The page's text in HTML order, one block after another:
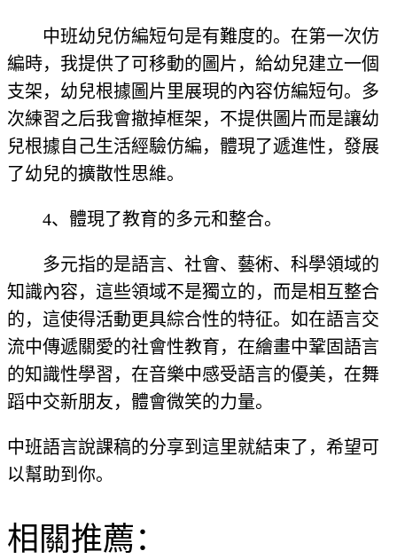
中班幼兒仿編短句是有難度的。在第一次仿
編時，我提供了可移動的圖片，給幼兒建立一個
支架，幼兒根據圖片里展現的內容仿編短句。多
次練習之后我會撤掉框架，不提供圖片而是讓幼
兒根據自己生活經驗仿編，體現了遞進性，發展
了幼兒的擴散性思維。
4、體現了教育的多元和整合。
多元指的是語言、社會、藝術、科學領域的
知識內容，這些領域不是獨立的，而是相互整合
的，這使得活動更具綜合性的特征。如在語言交
流中傳遞關愛的社會性教育，在繪畫中鞏固語言
的知識性學習，在音樂中感受語言的優美，在舞
蹈中交新朋友，體會微笑的力量。
中班語言說課稿的分享到這里就結束了，希望可
以幫助到你。
相關推薦：